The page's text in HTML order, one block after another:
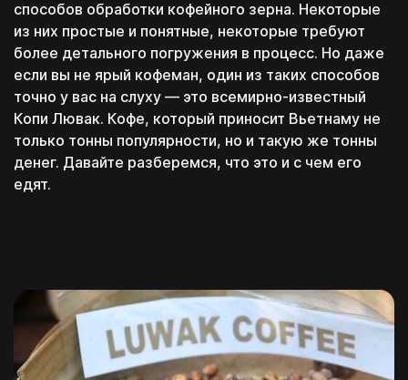
способов обработки кофейного зерна. Некоторые
из них простые и понятные, некоторые требуют
более детального погружения в процесс. Но даже
если вы не ярый кофеман, один из таких способов
точно у вас на слуху — это всемирно-известный
Копи Лювак. Кофе, который приносит Вьетнаму не
только тонны популярности, но и такую же тонны
денег. Давайте разберемся, что это и с чем его
едят.